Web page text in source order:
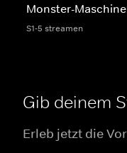
Monster-
S1-5 streamen
Gib deinem
Erleb jetzt die